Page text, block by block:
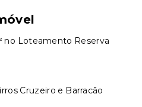
no Loteamento Reserva
Cruzeiro e Barracão